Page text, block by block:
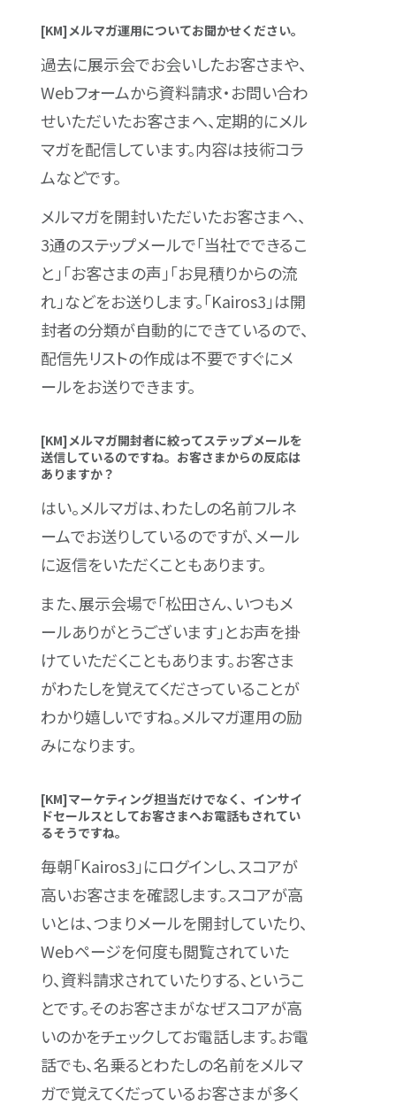
[KM]メルマガ運用についてお聞かせください。
過去に展示会でお会いしたお客さまや、
Webフォームから資料請求・お問い合わ
せいただいたお客さまへ、定期的にメル
マガを配信しています。内容は技術コラ
ムなどです。
メルマガを開封いただいたお客さまへ、
3通のステップメールで「当社でできるこ
と」「お客さまの声」「お見積りからの流
れ」などをお送りします。「Kairos3」は開
封者の分類が自動的にできているので、
配信先リストの作成は不要ですぐにメ
ールをお送りできます。
[KM]メルマガ開封者に絞ってステップメールを
送信しているのですね。お客さまからの反応は
ありますか？
はい。メルマガは、わたしの名前フルネ
ームでお送りしているのですが、メール
に返信をいただくこともあります。
また、展示会場で「松田さん、いつもメ
ールありがとうございます」とお声を掛
けていただくこともあります。お客さま
がわたしを覚えてくださっていることが
わかり嬉しいですね。メルマガ運用の励
みになります。
[KM]マーケティング担当だけでなく、インサイ
ドセールスとしてお客さまへお電話もされてい
るそうですね。
毎朝「Kairos3」にログインし、スコアが
高いお客さまを確認します。スコアが高
いとは、つまりメールを開封していたり、
Webページを何度も閲覧されていた
り、資料請求されていたりする、というこ
とです。そのお客さまがなぜスコアが高
いのかをチェックしてお電話します。お電
話でも、名乗るとわたしの名前をメルマ
ガで覚えてくだっているお客さまが多く